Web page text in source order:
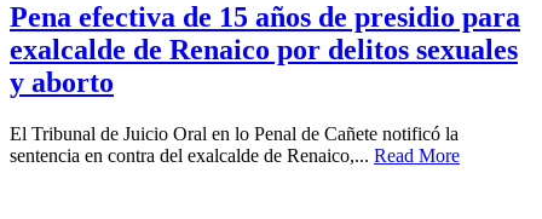
Pena efectiva de 15 años de presidio para
exalcalde de Renaico por delitos sexuales
y aborto
El Tribunal de Juicio Oral en lo Penal de Cañete notificó la
sentencia en contra del exalcalde de Renaico,... Read More